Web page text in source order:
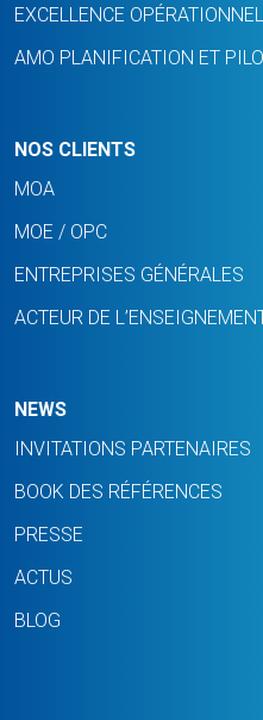
EXCELLENCE
AMO PLANIFICATION ET
NOS CLIENTS
MOA
MOE / OPC
ENTREPRISES GÉNÉRALES
ACTEUR DE
NEWS
INVITATIONS PARTENAIRES
BOOK DES RÉFÉRENCES
PRESSE
ACTUS
BLOG